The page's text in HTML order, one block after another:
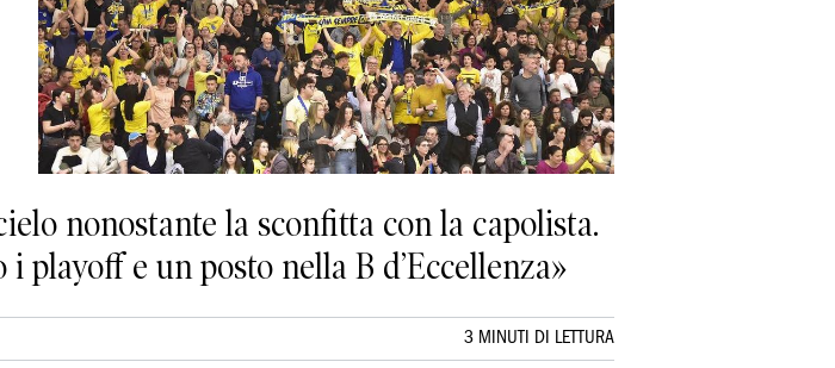
nonostante la sconfitta con la capolista.
e un posto nella B d’Eccellenza»
3 MINUTI DI LETTURA